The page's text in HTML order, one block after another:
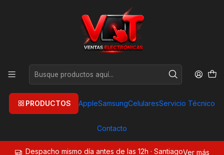
PRODUCTOS AppleSamsungCelularesServicio Técnico
Contacto
Despacho mismo día antes de las 12h · SantiagoVer más